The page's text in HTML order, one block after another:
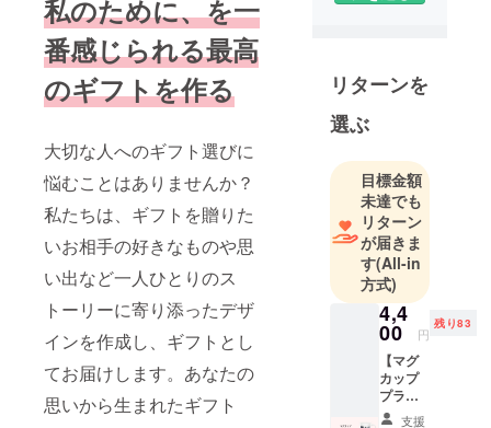
私のために、を一
番感じられる最高
のギフトを作る
大切な人へのギフト選びに
悩むことはありませんか？
私たちは、ギフトを贈りた
いお相手の好きなものや思
い出など一人ひとりのス
トーリーに寄り添ったデザ
インを作成し、ギフトとし
てお届けします。あなたの
思いから生まれたギフト
のオリジナ
ルギフトを
お届けいた
リターンを
選ぶ
目標金額
未達でも
リターン
が届きま
す(All-in
方式)
4,4
00 円
残り83
【マグ
カップ
プラ
ン】 あ
支援